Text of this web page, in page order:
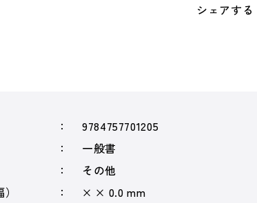
シェアする
9784757701205
一般書
その他
× × 0.0 mm